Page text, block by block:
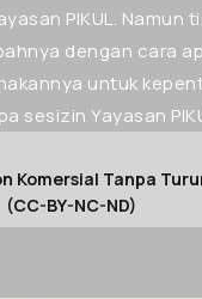
PIKUL. Namun
dengan cara
untuk
sesizin Yayasan
Komersial Tanpa
(CC-BY-NC-ND)